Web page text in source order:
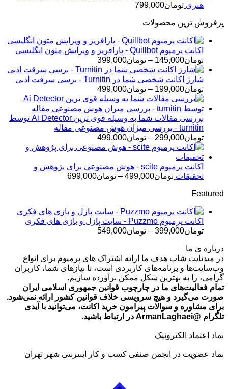
هنری تومان799,000
پرفروش ترین محصولات
اکانت پرمیوم Quillbot - پارافریز و ویرایش متون انگلیسی
تومان145,000
– تومان399,000محدوده
قیمت:
تومان145,000
تا
تومان399,000
شارژ اکانت شخصی شما در Turnitin - برسی سرقت ادبی
تومان199,000
– تومان499,000محدوده
قیمت:
تومان199,000
تا
تومان499,000
بررسی مقالات شما به وسیله قوی ترین Ai Detector توسط
turnitin - بررسی میزان هوش مصنوعی مقاله
تومان299,000
– تومان499,000محدوده
قیمت:
تا
تومان499,000
اکانت پرمیوم scite - هوش مصنوعی برای پژوهش و
تحقیقات تومان499,000
– تومان699,000محدوده
تومان699,000
Featured
اکانت پرمیوم Puzzmo - سایت پازل و بازی های فکری
تومان399,000
– تومان549,000
تا
تومان549,000
درباره ی ما
در میدنایت شاپ هدف ما ارائه اشتراک های پرمیوم برای انواع
وب‌سایت‌ها و برنامه‌های کاربردی است، تا نیازهای شما، کاربران
گرامی، را به بهترین شکل ممکن برآورده سازیم.
تمام فعالیت‌های ما در چارچوب قوانین جمهوری اسلامی ایران
صورت می‌گیرد و هیچ سرویسی خلاف قوانین کشور ارائه نمی‌شود.
برای مشاوره و سوالات پیرامون خرید اکانت، می‌توانید با آیدی
تلگرام @ArmanLaghaei در ارتباط باشید.
نماد اعتماد الکترونیک
نماد عضویت در انجمن صنفی کسب و کار اینترنتی شهر تهران